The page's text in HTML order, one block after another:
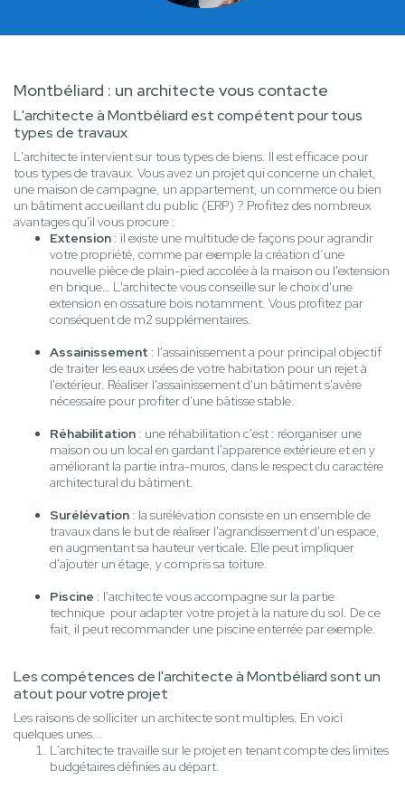
Montbéliard : un architecte vous contacte
L'architecte à Montbéliard est compétent pour tous
types de travaux
L'architecte intervient sur tous types de biens. Il est efficace pour
tous types de travaux. Vous avez un projet qui concerne un chalet,
une maison de campagne, un appartement, un commerce ou bien
un bâtiment accueillant du public (ERP) ? Profitez des nombreux
avantages qu'il vous procure :
Extension : il existe une multitude de façons pour agrandir
votre propriété, comme par exemple la création d’une
nouvelle pièce de plain-pied accolée à la maison ou l'extension
en brique… L'architecte vous conseille sur le choix d'une
extension en ossature bois notamment. Vous profitez par
conséquent de m2 supplémentaires.
Assainissement : l'assainissement a pour principal objectif
de traiter les eaux usées de votre habitation pour un rejet à
l'extérieur. Réaliser l'assainissement d'un bâtiment s'avère
nécessaire pour profiter d'une bâtisse stable.
Réhabilitation : une réhabilitation c'est : réorganiser une
maison ou un local en gardant l'apparence extérieure et en y
améliorant la partie intra-muros, dans le respect du caractère
architectural du bâtiment.
Surélévation : la surélévation consiste en un ensemble de
travaux dans le but de réaliser l'agrandissement d'un espace,
en augmentant sa hauteur verticale. Elle peut impliquer
d'ajouter un étage, y compris sa toiture.
Piscine : l'architecte vous accompagne sur la partie
technique pour adapter votre projet à la nature du sol. De ce
fait, il peut recommander une piscine enterrée par exemple.
Les compétences de l'architecte à Montbéliard sont un
atout pour votre projet
Les raisons de solliciter un architecte sont multiples. En voici
quelques unes...
L'architecte travaille sur le projet en tenant compte des limites
budgétaires définies au départ.